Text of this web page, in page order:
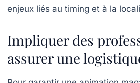
enjeux liés au timing et à la
Impliquer des
assurer une